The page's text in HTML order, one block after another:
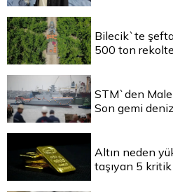
Bilecik`te
500 ton
STM`den
Son gemi
Altın neden
taşıyan 5